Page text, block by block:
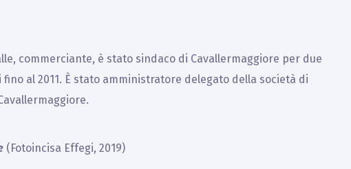
commerciante, è stato sindaco di Cavallermaggiore per due
al 2011. È stato amministratore delegato della società di
(Fotoincisa Effegi, 2019)